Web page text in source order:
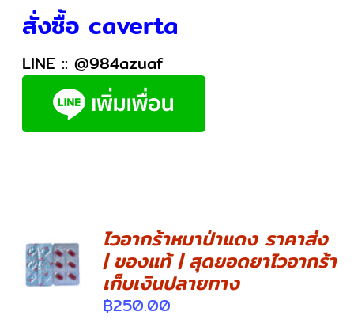
สั่งซื้อ caverta
LINE ::@984azuaf
DETAILS
ไวอากร้าหมาป่าแดง ราคาส่ง
| ของแท้ | สุดยอดยาไวอากร้า
เก็บเงินปลายทาง
฿250.00